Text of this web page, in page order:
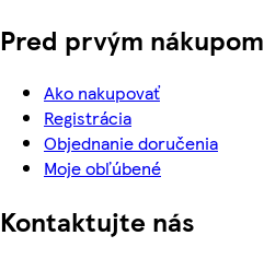
Pred prvým nákupom
Ako nakupovať
Registrácia
Objednanie doručenia
Moje obľúbené
Kontaktujte nás